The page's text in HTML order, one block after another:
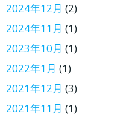
2024年12月 (2)
2024年11月 (1)
2023年10月 (1)
2022年1月 (1)
2021年12月 (3)
2021年11月 (1)